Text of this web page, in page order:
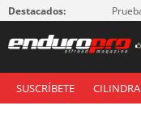
Destacados:
SUSCRÍBETE